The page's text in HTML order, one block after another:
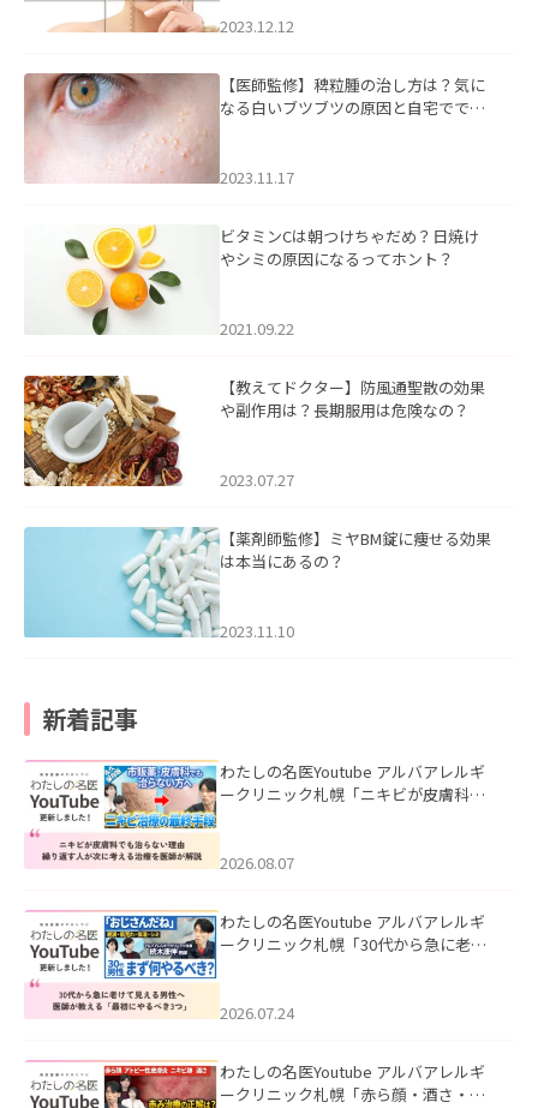
2023.12.12
【医師監修】稗粒腫の治し方は？気に
なる白いブツブツの原因と自宅ででき
2023.11.17
ビタミンCは朝つけちゃだめ？日焼け
やシミの原因になるってホント？
2021.09.22
【教えてドクター】防風通聖散の効果
や副作用は？長期服用は危険なの？
2023.07.27
【薬剤師監修】ミヤBM錠に痩せる効果
は本当にあるの？
2023.11.10
新着記事
わたしの名医Youtube アルバアレルギ
ークリニック札幌「ニキビが皮膚科で
ました。
2026.08.07
わたしの名医Youtube アルバアレルギ
ークリニック札幌「30代から急に老け
た。
2026.07.24
わたしの名医Youtube アルバアレルギ
ークリニック札幌「赤ら顔・酒さ・ニ